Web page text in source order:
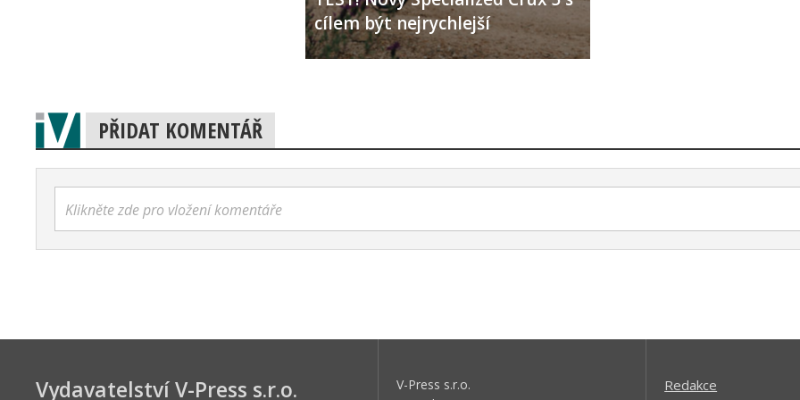
cílem být nejrychlejší
PŘIDAT KOMENTÁŘ
Klikněte zde pro vložení komentáře
Vydavatelství V-Press s.r.o.
V-Press s.r.o.
Redakce